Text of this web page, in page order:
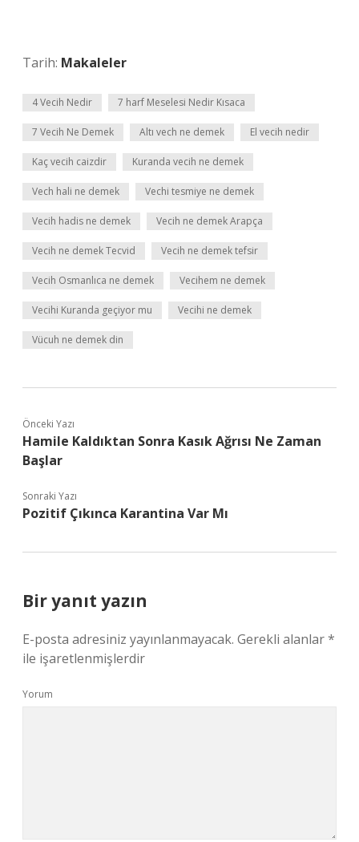
Tarih: Makaleler
4 Vecih Nedir 7 harf Meselesi Nedir Kısaca
7 Vecih Ne Demek Altı vech ne demek El vecih nedir
Kaç vecih caizdir Kuranda vecih ne demek
Vech hali ne demek Vechi tesmiye ne demek
Vecih hadis ne demek Vecih ne demek Arapça
Vecih ne demek Tecvid Vecih ne demek tefsir
Vecih Osmanlıca ne demek Vecihem ne demek
Vecihi Kuranda geçiyor mu Vecihi ne demek
Vücuh ne demek din
Önceki Yazı
Hamile Kaldıktan Sonra Kasık Ağrısı Ne Zaman
Başlar
Sonraki Yazı
Pozitif Çıkınca Karantina Var Mı
Bir yanıt yazın
E-posta adresiniz yayınlanmayacak. Gerekli alanlar*
ile işaretlenmişlerdir
Yorum